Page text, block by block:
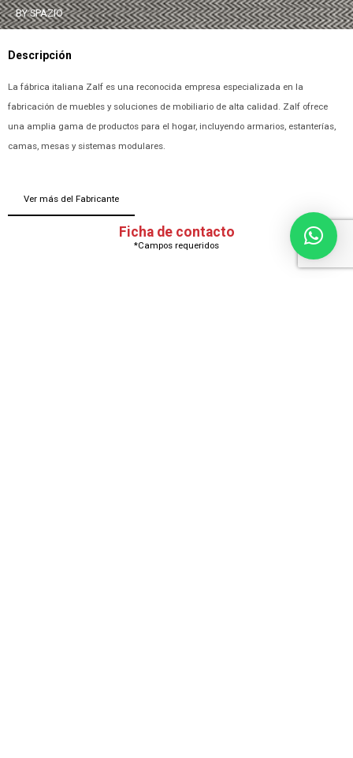
BY SPAZIO
Descripción
La fábrica italiana Zalf es una reconocida empresa especializada en la
fabricación de muebles y soluciones de mobiliario de alta calidad. Zalf ofrece
una amplia gama de productos para el hogar, incluyendo armarios, estanterías,
camas, mesas y sistemas modulares.
Ver más del Fabricante
Ficha de contacto
*Campos requeridos